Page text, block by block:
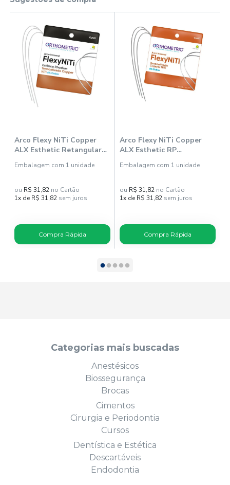
Arco Flexy NiTi Copper
ALX Esthetic Retangular
Embalagem com 1 unidade
ou R$ 31,82 no Cartão
1x de R$ 31,82 sem juros
Compra Rápida
Arco Flexy NiTi Copper
ALX Esthetic RP
(52481216) - Orthometric
Embalagem com 1 unidade
ou R$ 31,82 no Cartão
1x de R$ 31,82 sem juros
Compra Rápida
Categorias mais buscadas
Anestésicos
Biossegurança
Brocas
Cimentos
Cirurgia e Periodontia
Cursos
Dentística e Estética
Descartáveis
Endodontia